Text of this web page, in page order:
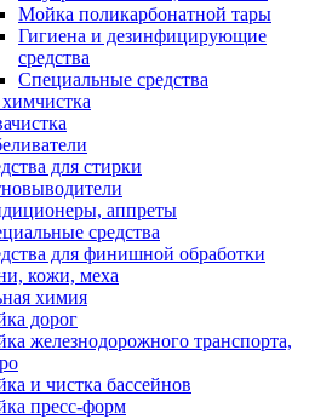
Мойка поликарбонатной тары
Гигиена и дезинфицирующие
средства
Специальные средства
для стирки
аппреты
средства
для финишной обработки
кожи, меха
химия
дорог
железнодорожного транспорта,
и чистка бассейнов
пресс-форм